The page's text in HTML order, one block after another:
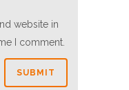
website in
I comment.